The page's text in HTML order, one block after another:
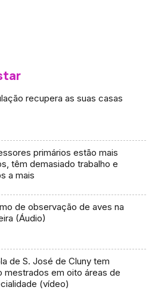
recupera as suas casas
primários estão mais
têm demasiado trabalho e
a mais
de observação de aves na
(Áudio)
de S. José de Cluny tem
mestrados em oito áreas de
(vídeo)